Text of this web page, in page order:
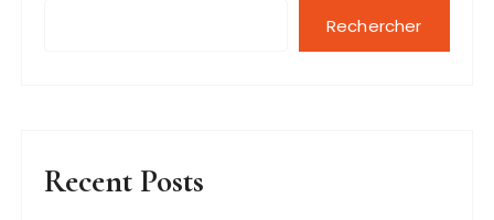
Rechercher
Recent Posts